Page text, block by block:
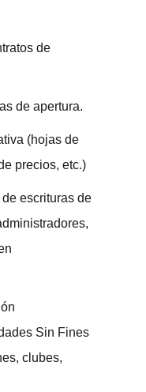
de
de apertura.
(hojas de
precios, etc.)
escrituras de
Sin Fines
clubes,